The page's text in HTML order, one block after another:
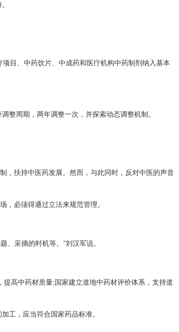
目、中药饮片、中成药和医疗机构中药制剂纳入基本
整周期，两年调整一次，并探索动态调整机制。
，扶持中医药发展。然而，与此同时，反对中医的声音
，必须得通过立法来规范管理。
采摘的时机等。”刘汉军说。
高中药材质量;国家建立道地中药材评价体系，支持道
工，应当符合国家药品标准。